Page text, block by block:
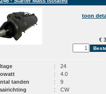
toon
€
:
24
:
4.0
tanden
:
9
:
CW